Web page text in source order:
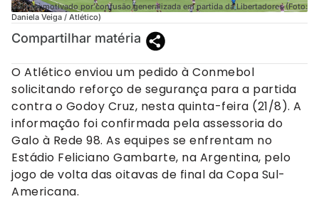
Galo foi motivado por confusão generalizada em partida da Libertadores (Foto:
Daniela Veiga / Atlético)
Compartilhar matéria
O Atlético enviou um pedido à Conmebol
solicitando reforço de segurança para a partida
contra o Godoy Cruz, nesta quinta-feira (21/8). A
informação foi confirmada pela assessoria do
Galo à Rede 98. As equipes se enfrentam no
Estádio Feliciano Gambarte, na Argentina, pelo
jogo de volta das oitavas de final da Copa Sul-
Americana.